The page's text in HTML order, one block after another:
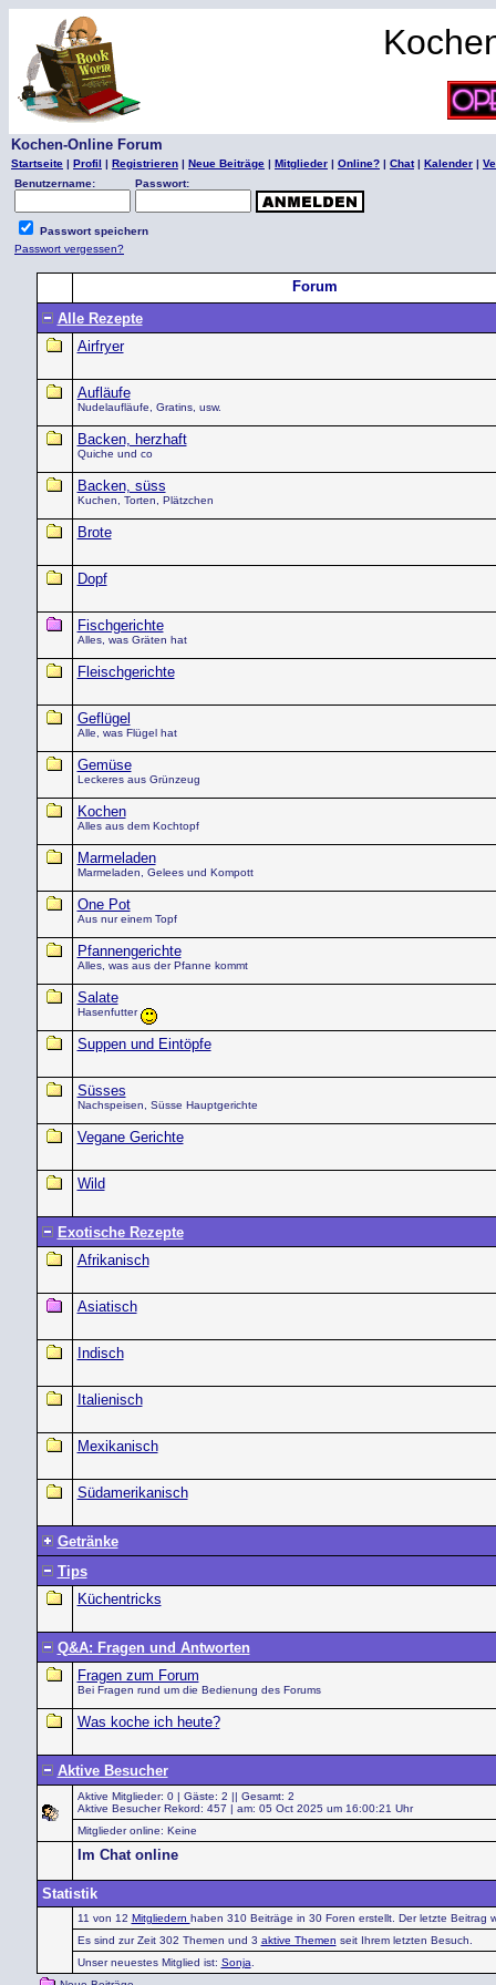
Kochen-Online Forum
Startseite | Profil | Registrieren | Neue Beiträge | Mitglieder | Online? | Chat| Kalender |
Benutzername:
Passwort:
Passwort speichern
Passwort vergessen?
Forum
Alle Rezepte
Airfryer
Aufläufe
Nudelaufläufe, Gratins, usw.
Backen, herzhaft
Quiche und co
Backen, süss
Kuchen, Torten, Plätzchen
Brote
Dopf
Fischgerichte
Alles, was Gräten hat
Fleischgerichte
Geflügel
Alle, was Flügel hat
Gemüse
Leckeres aus Grünzeug
Kochen
Alles aus dem Kochtopf
Marmeladen
Marmeladen, Gelees und Kompott
One Pot
Aus nur einem Topf
Pfannengerichte
Alles, was aus der Pfanne kommt
Salate
Hasenfutter
Suppen und Eintöpfe
Süsses
Nachspeisen, Süsse Hauptgerichte
Vegane Gerichte
Wild
Exotische Rezepte
Afrikanisch
Asiatisch
Indisch
Italienisch
Mexikanisch
Südamerikanisch
Getränke
Tips
Küchentricks
Q&A: Fragen und Antworten
Fragen zum Forum
Bei Fragen rund um die Bedienung des Forums
Was koche ich heute?
Aktive Besucher
Aktive Mitglieder: 0 | Gäste: 2 || Gesamt: 2
Aktive Besucher Rekord: 457 | am: 05 Oct 2025 um 16:00:21 Uhr
Mitglieder online: Keine
Im Chat online
Statistik
11 von 12 Mitgliedern haben 310 Beiträge in 30 Foren erstellt. Der letzte Beitrag
Es sind zur Zeit 302 Themen und 3 aktive Themen seit Ihrem letzten Besuch.
Unser neuestes Mitglied ist: Sonja